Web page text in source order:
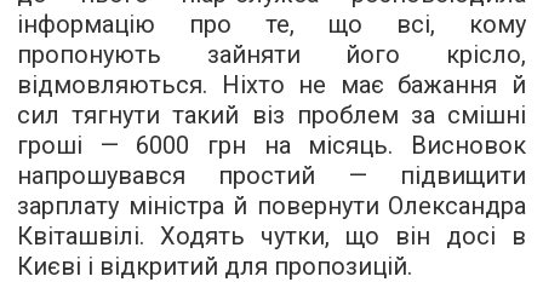
інформацію про те, що всі, кому
пропонують зайняти його крісло,
відмовляються. Ніхто не має бажання й
сил тягнути такий віз проблем за смішні
гроші — 6000 грн на місяць. Висновок
напрошувався простий — підвищити
зарплату міністра й повернути Олександра
Квіташвілі. Ходять чутки, що він досі в
Києві і відкритий для пропозицій.